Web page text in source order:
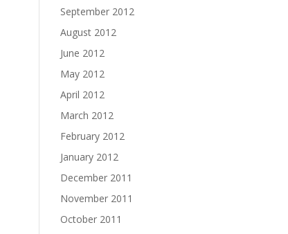
September 2012
August 2012
June 2012
May 2012
April 2012
March 2012
February 2012
January 2012
December 2011
November 2011
October 2011